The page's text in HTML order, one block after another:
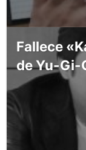
Fallece
de Yu-Gi-